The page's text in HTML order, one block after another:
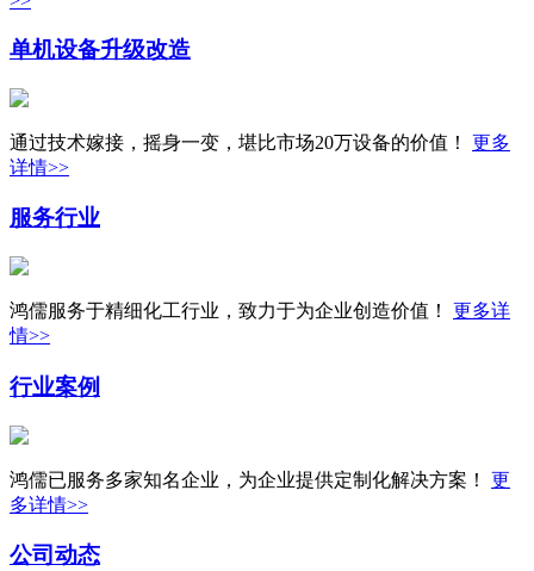
单机设备升级改造
通过技术嫁接，摇身一变，堪比市场20万设备的价值！ 更多
详情>>
服务行业
鸿儒服务于精细化工行业，致力于为企业创造价值！ 更多详
情>>
行业案例
鸿儒已服务多家知名企业，为企业提供定制化解决方案！ 更
多详情>>
公司动态